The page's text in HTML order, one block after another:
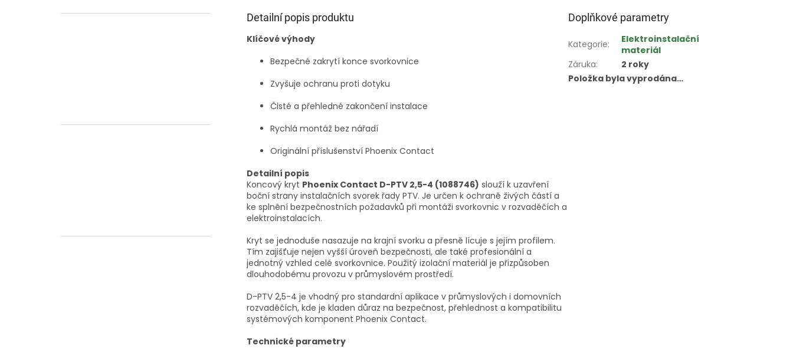
Detailní popis produktu
Klíčové výhody
Bezpečné zakrytí konce svorkovnice
Zvyšuje ochranu proti dotyku
Čisté a přehledné zakončení instalace
Rychlá montáž bez nářadí
Originální příslušenství Phoenix Contact
Detailní popis
Koncový kryt Phoenix Contact D-PTV 2,5-4 (1088746) slouží k uzavření
boční strany instalačních svorek řady PTV. Je určen k ochraně živých částí a
ke splnění bezpečnostních požadavků při montáži svorkovnic v rozvaděčích a
elektroinstalacích.
Kryt se jednoduše nasazuje na krajní svorku a přesně lícuje s jejím profilem.
Tím zajišťuje nejen vyšší úroveň bezpečnosti, ale také profesionální a
jednotný vzhled celé svorkovnice. Použitý izolační materiál je přizpůsoben
dlouhodobému provozu v průmyslovém prostředí.
D-PTV 2,5-4 je vhodný pro standardní aplikace v průmyslových i domovních
rozvaděčích, kde je kladen důraz na bezpečnost, přehlednost a kompatibilitu
systémových komponent Phoenix Contact.
Technické parametry
Doplňkové parametry
Kategorie:
Elektroinstalační
materiál
Záruka:
2 roky
Položka byla vyprodána…